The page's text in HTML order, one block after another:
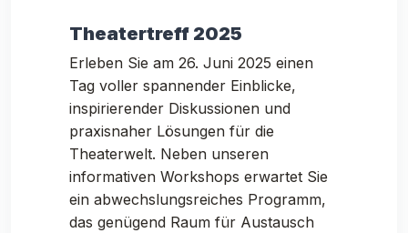
Theatertreff 2025
Erleben Sie am 26. Juni 2025 einen
Tag voller spannender Einblicke,
inspirierender Diskussionen und
praxisnaher Lösungen für die
Theaterwelt. Neben unseren
informativen Workshops erwartet Sie
ein abwechslungsreiches Programm,
das genügend Raum für Austausch